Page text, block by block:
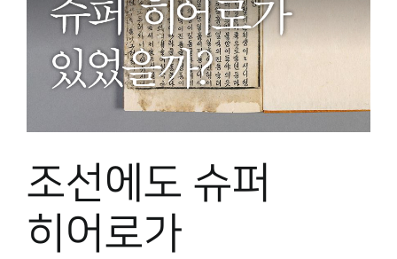
민속 인사이드
박물관 홈페이지
조선에도 슈퍼
히어로가